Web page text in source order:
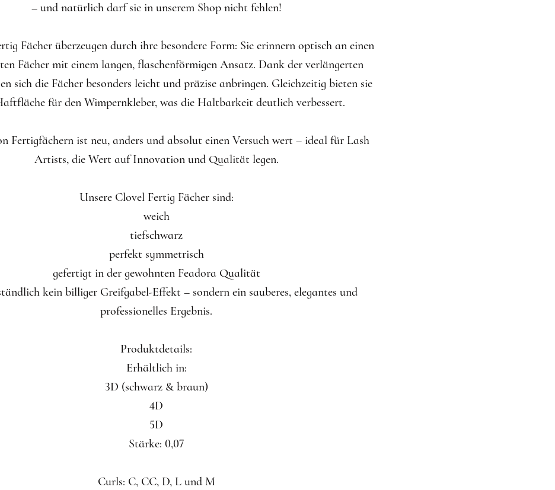
– und natürlich darf sie in unserem Shop nicht fehlen!
Fächer überzeugen durch ihre besondere Form: Sie erinnern optisch an einen
Fächer mit einem langen, flaschenförmigen Ansatz. Dank der verlängerten
sich die Fächer besonders leicht und präzise anbringen. Gleichzeitig bieten sie
für den Wimpernkleber, was die Haltbarkeit deutlich verbessert.
Fertigfächern ist neu, anders und absolut einen Versuch wert – ideal für Lash
Artists, die Wert auf Innovation und Qualität legen.
Unsere Clovel Fertig Fächer sind:
weich
tiefschwarz
perfekt symmetrisch
gefertigt in der gewohnten Feadora Qualität
kein billiger Greifgabel-Effekt – sondern ein sauberes, elegantes und
professionelles Ergebnis.
Produktdetails:
Erhältlich in:
3D (schwarz & braun)
4D
5D
Stärke: 0,07
Curls: C, CC, D, L und M